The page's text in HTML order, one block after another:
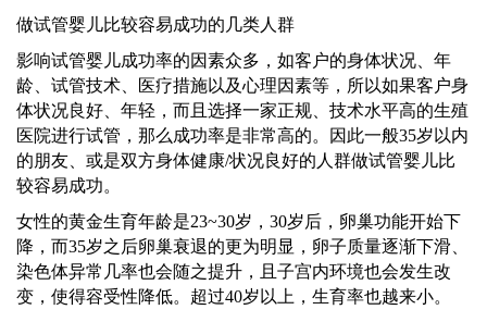
做试管婴儿比较容易成功的几类人群
影响试管婴儿成功率的因素众多，如客户的身体状况、年
龄、试管技术、医疗措施以及心理因素等，所以如果客户身
体状况良好、年轻，而且选择一家正规、技术水平高的生殖
医院进行试管，那么成功率是非常高的。因此一般35岁以内
的朋友、或是双方身体健康/状况良好的人群做试管婴儿比
较容易成功。
女性的黄金生育年龄是23~30岁，30岁后，卵巢功能开始下
降，而35岁之后卵巢衰退的更为明显，卵子质量逐渐下滑、
染色体异常几率也会随之提升，且子宫内环境也会发生改
变，使得容受性降低。超过40岁以上，生育率也越来小。